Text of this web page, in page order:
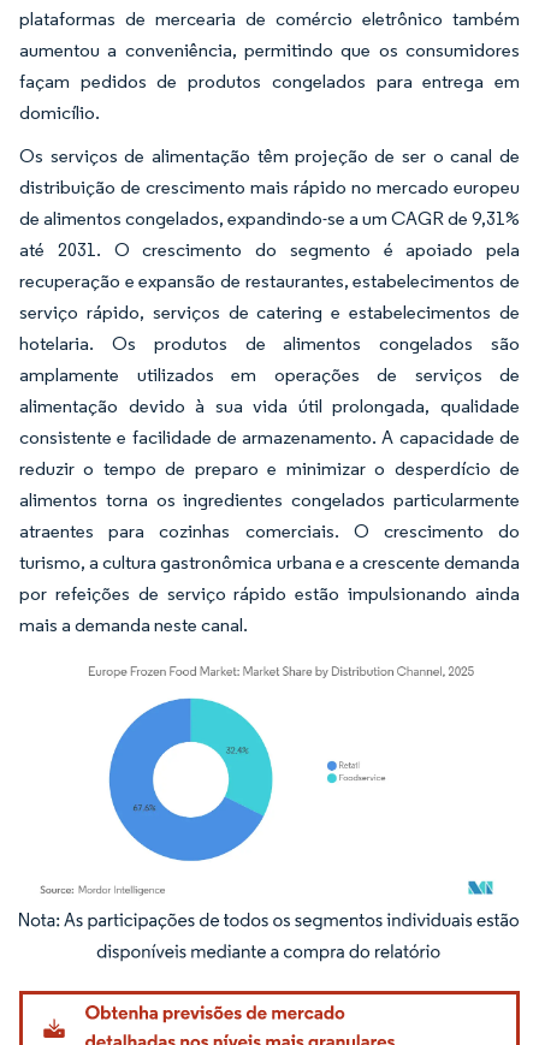
plataformas de mercearia de comércio eletrônico também
aumentou a conveniência, permitindo que os consumidores
façam pedidos de produtos congelados para entrega em
domicílio.
Os serviços de alimentação têm projeção de ser o canal de
distribuição de crescimento mais rápido no mercado europeu
de alimentos congelados, expandindo-se a um CAGR de 9,31%
até 2031. O crescimento do segmento é apoiado pela
recuperação e expansão de restaurantes, estabelecimentos de
serviço rápido, serviços de catering e estabelecimentos de
hotelaria. Os produtos de alimentos congelados são
amplamente utilizados em operações de serviços de
alimentação devido à sua vida útil prolongada, qualidade
consistente e facilidade de armazenamento. A capacidade de
reduzir o tempo de preparo e minimizar o desperdício de
alimentos torna os ingredientes congelados particularmente
atraentes para cozinhas comerciais. O crescimento do
turismo, a cultura gastronômica urbana e a crescente demanda
por refeições de serviço rápido estão impulsionando ainda
mais a demanda neste canal.
Imagem © Mordor Intelligence. O reuso requer atribuição conforme CC BY 4.0.